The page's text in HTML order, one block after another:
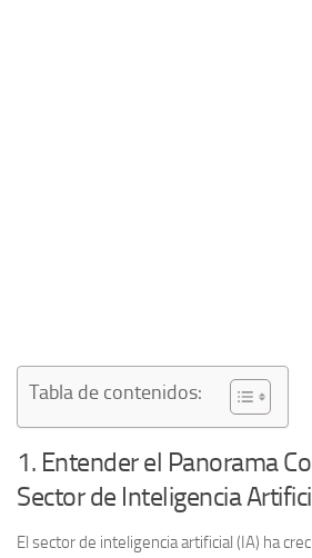
Tabla de contenidos:
1. Entender el Panorama
Sector de Inteligencia
El sector de inteligencia artificial (IA) ha